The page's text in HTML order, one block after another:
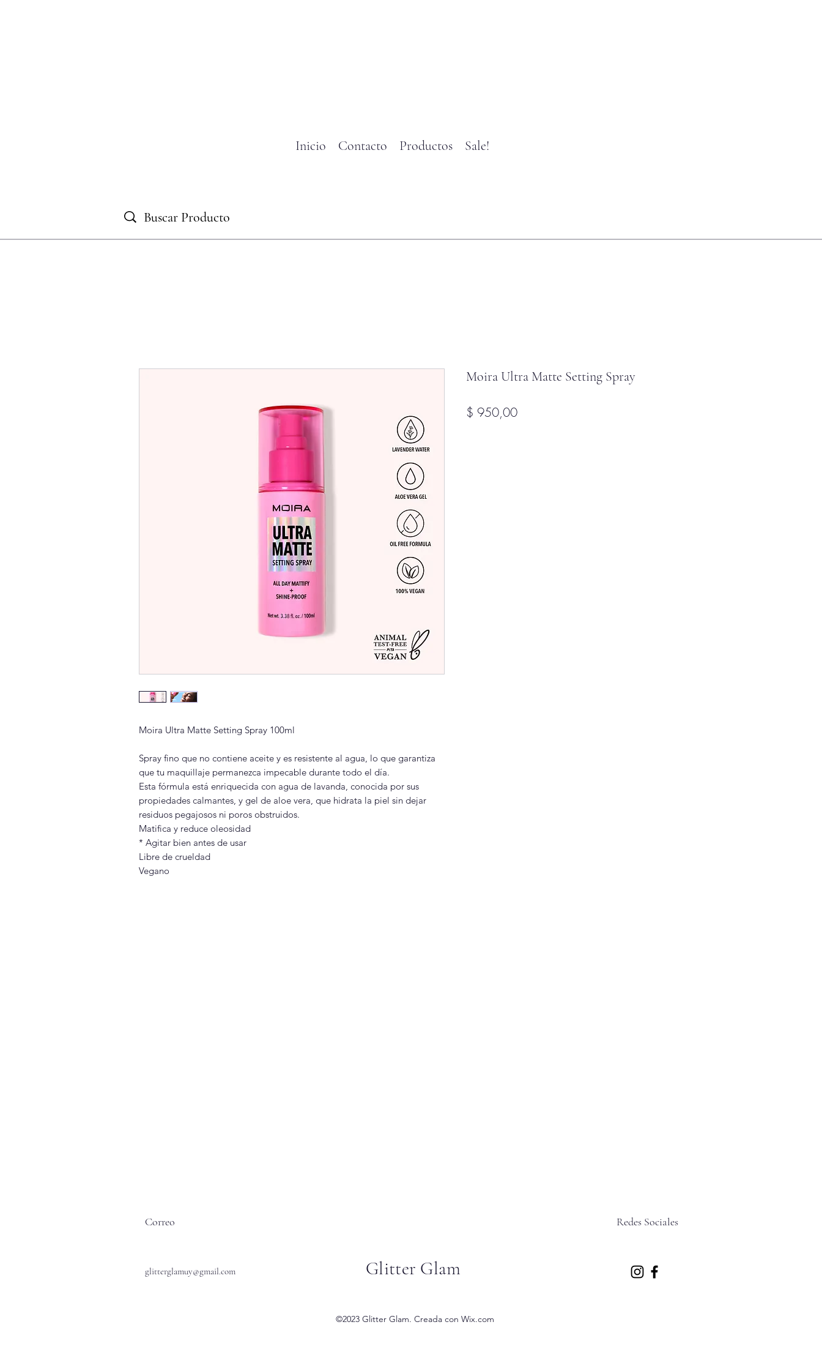
Inicio Contacto Productos Sale!
Moira Ultra Matte Setting Spray 100ml
Spray fino que no contiene aceite y es resistente al agua, lo que garantiza
que tu maquillaje permanezca impecable durante todo el día.
Esta fórmula está enriquecida con agua de lavanda, conocida por sus
propiedades calmantes, y gel de aloe vera, que hidrata la piel sin dejar
residuos pegajosos ni poros obstruidos.
Matifica y reduce oleosidad
* Agitar bien antes de usar
Libre de crueldad
Vegano
Moira Ultra Matte Setting Spray
$ 950,00Precio
Correo
glitterglamuy@gmail.com Glitter Glam
Redes Sociales
©2023 Glitter Glam. Creada con Wix.com